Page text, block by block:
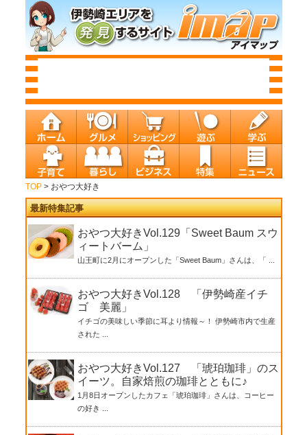
TOP> おやつ大好き
最新特集記事
おやつ大好きVol.129「Sweet Baum スウ
ィートバーム」
山王町に2月にオープンした「Sweet Baum」さんは、「 ...
おやつ大好きVol.128 「伊勢崎産イチ
ゴ 美麗」
イチゴの美味しい季節に耳より情報～！ 伊勢崎市内で生産
された ...
おやつ大好きVol.127 「琥珀珈琲」のス
イーツ。自家焙煎の珈琲とともに♪
1月8日オープンしたカフェ「琥珀珈琲」さんは、コーヒー
の好き ...